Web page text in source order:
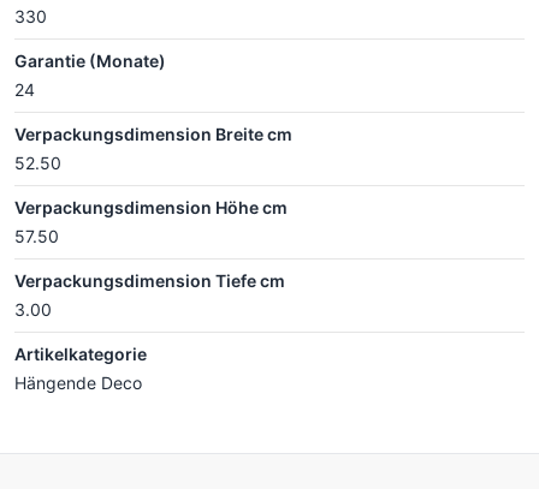
330
Garantie (Monate)
24
Verpackungsdimension Breite cm
52.50
Verpackungsdimension Höhe cm
57.50
Verpackungsdimension Tiefe cm
3.00
Artikelkategorie
Hängende Deco